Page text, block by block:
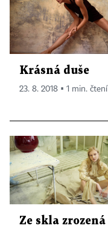
Krásná duše
23. 8. 2018 ▪ 1 min. čtení
Ze skla zrozená